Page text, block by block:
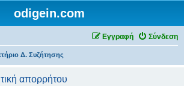
odigein.com
Σύνδεση
Εγγραφή
Δ. Συζήτησης
απορρήτου